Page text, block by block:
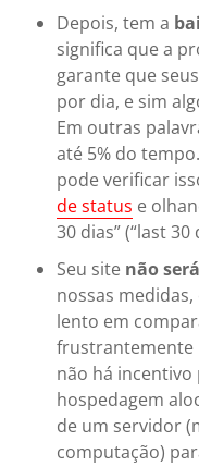
Depois, tem a
significa que a
garante que
por dia, e sim
Em outras
até 5% do
pode verificar
de status e
30 dias” (“last 30
Seu site não
nossas
lento em
frustrantemente
não há
hospedagem
de um servidor
computação)